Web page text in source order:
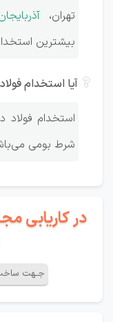
تهران،
بیشترین
آیا استخدام
استخدام فولاد
شرط بومی
در کاریابی
جـهت ساخت